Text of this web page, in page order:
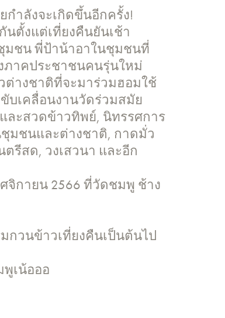
ำลังจะเกิดขึ้นอีกครั้ง!
นตั้งแต่เที่ยงคืนยันเช้า
มชน พี่ป้าน้าอาในชุมชนที่
ภาคประชาชนคนรุ่นใหม่
ต่างชาติที่จะมาร่วมฮอมใช้
บเคลื่อนงานวัดร่วมสมัย
ะสวดข้าวทิพย์, นิทรรศการ
มชนและต่างชาติ, กาดมั่ว
รีสด, วงเสวนา และอีก
จิกายน 2566 ที่วัดชมพู ช้าง
มกวนข้าวเที่ยงคืนเป็นต้นไป
เน้อออ